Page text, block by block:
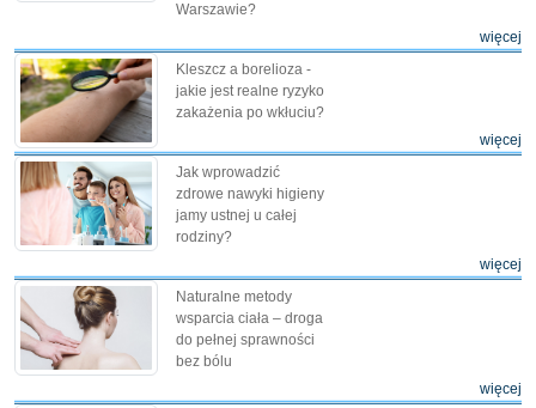
Warszawie?
więcej
Kleszcz a borelioza -
jakie jest realne ryzyko
zakażenia po wkłuciu?
więcej
Jak wprowadzić
zdrowe nawyki higieny
jamy ustnej u całej
rodziny?
więcej
Naturalne metody
wsparcia ciała – droga
do pełnej sprawności
bez bólu
więcej